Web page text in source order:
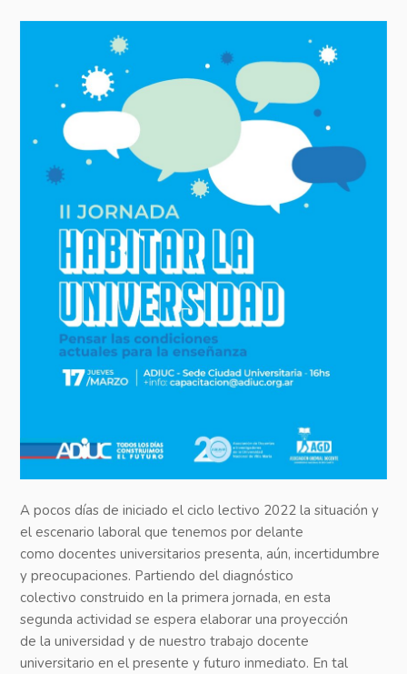
A pocos días de iniciado el ciclo lectivo 2022 la situación y
el escenario laboral que tenemos por delante
como docentes universitarios presenta, aún, incertidumbre
y preocupaciones. Partiendo del diagnóstico
colectivo construido en la primera jornada, en esta
segunda actividad se espera elaborar una proyección
de la universidad y de nuestro trabajo docente
universitario en el presente y futuro inmediato. En tal